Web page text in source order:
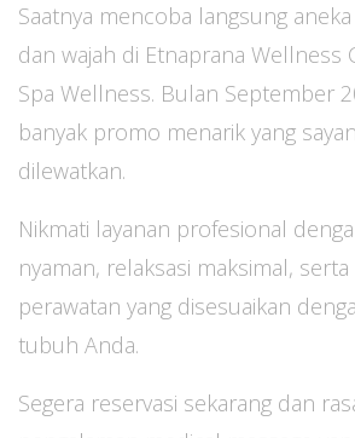
Saatnya mencoba langsung
dan wajah di Etnaprana Wellness
Spa Wellness. Bulan September
banyak promo menarik yang
dilewatkan.
Nikmati layanan profesional
nyaman, relaksasi maksimal,
perawatan yang disesuaikan
tubuh Anda.
Segera reservasi sekarang dan